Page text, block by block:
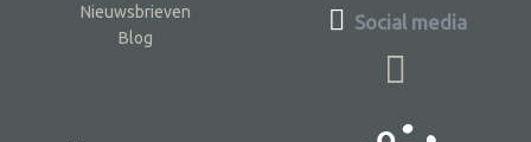
Nieuwsbrieven
Blog
Social media